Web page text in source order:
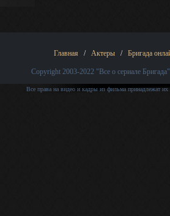
Главная / Актеры / Бригада
Copyright 2003-2022 "Все о сериале Бригада"
Все права на видео и кадры из фильма принадлежат